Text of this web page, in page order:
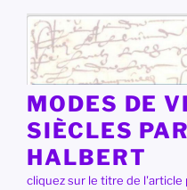
contenu
principal
MODES DE
SIÈCLES
HALBERT
cliquez sur le titre de l'article